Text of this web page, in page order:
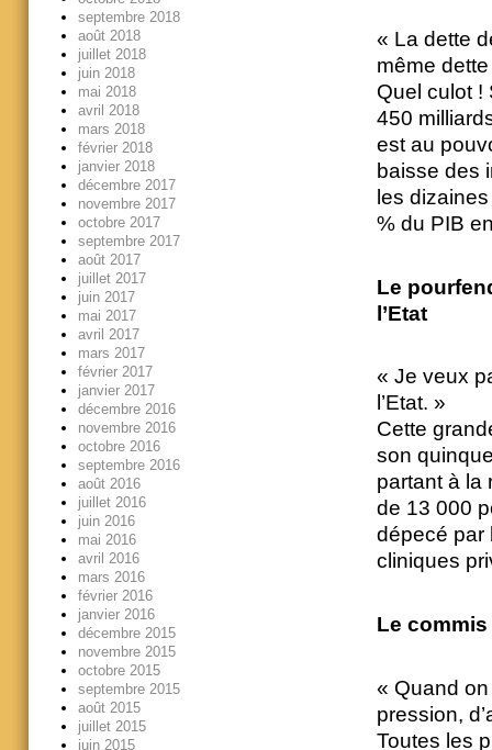
« La dette
même
Quel culot !
450
est au
baisse des
les
% du PIB
Le
l’Etat
« Je veux
l’Etat. »
Cette
son
partant à la
de 13 000
dépecé par
cliniques
Le commis
« Quand on
pression,
Toutes les
septembre 2018
août 2018
juillet 2018
juin 2018
mai 2018
avril 2018
mars 2018
février 2018
janvier 2018
décembre 2017
novembre 2017
octobre 2017
septembre 2017
août 2017
juillet 2017
juin 2017
mai 2017
avril 2017
mars 2017
février 2017
janvier 2017
décembre 2016
novembre 2016
octobre 2016
septembre 2016
août 2016
juillet 2016
juin 2016
mai 2016
avril 2016
mars 2016
février 2016
janvier 2016
décembre 2015
novembre 2015
octobre 2015
septembre 2015
août 2015
juillet 2015
juin 2015